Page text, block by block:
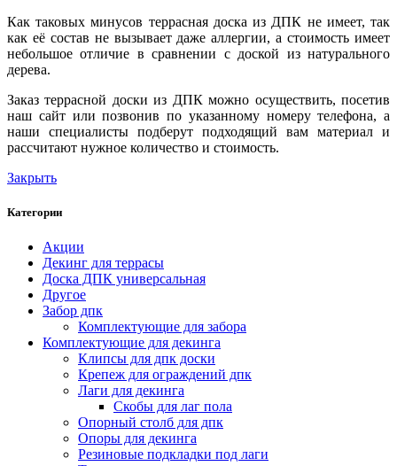
Как таковых минусов террасная доска из ДПК не имеет, так
как её состав не вызывает даже аллергии, а стоимость имеет
небольшое отличие в сравнении с доской из натурального
дерева.
Заказ террасной доски из ДПК можно осуществить, посетив
наш сайт или позвонив по указанному номеру телефона, а
наши специалисты подберут подходящий вам материал и
рассчитают нужное количество и стоимость.
Закрыть
Категории
Акции
Декинг для террасы
Доска ДПК универсальная
Другое
Забор дпк
Комплектующие для забора
Комплектующие для декинга
Клипсы для дпк доски
Крепеж для ограждений дпк
Лаги для декинга
Скобы для лаг пола
Опорный столб для дпк
Опоры для декинга
Резиновые подкладки под лаги